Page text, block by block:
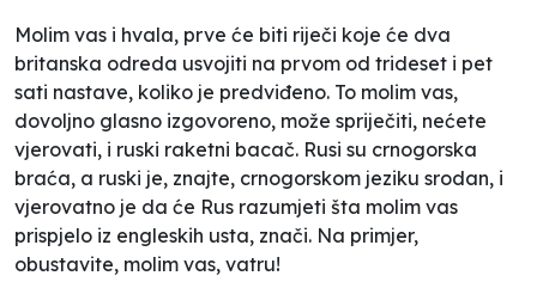
Molim vas i hvala, prve će biti riječi koje će dva
britanska odreda usvojiti na prvom od trideset i pet
sati nastave, koliko je predviđeno. To molim vas,
dovoljno glasno izgovoreno, može spriječiti, nećete
vjerovati, i ruski raketni bacač. Rusi su crnogorska
braća, a ruski je, znajte, crnogorskom jeziku srodan, i
vjerovatno je da će Rus razumjeti šta molim vas
prispjelo iz engleskih usta, znači. Na primjer,
obustavite, molim vas, vatru!